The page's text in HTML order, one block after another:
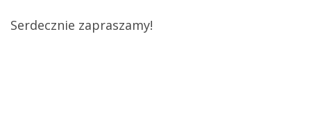
Serdecznie zapraszamy!